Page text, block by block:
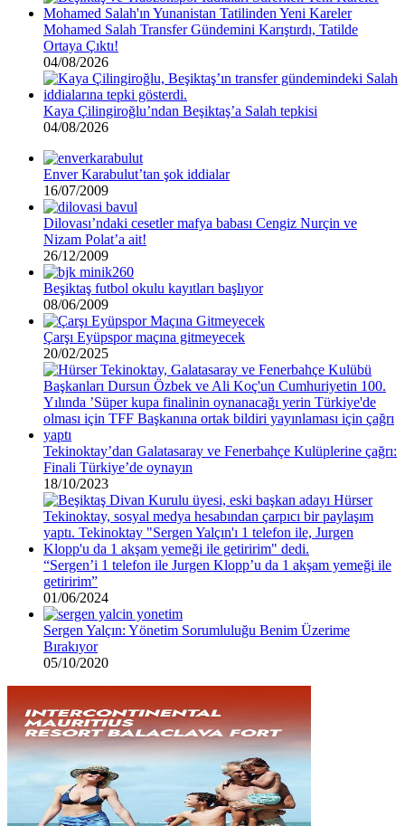
Mohamed Salah Transfer Gündemini Karıştırdı, Tatilde
Ortaya Çıktı!
04/08/2026
Kaya Çilingiroğlu’ndan Beşiktaş’a Salah tepkisi
04/08/2026
Enver Karabulut’tan şok iddialar
16/07/2009
Dilovası’ndaki cesetler mafya babası Cengiz Nurçin ve
Nizam Polat’a ait!
26/12/2009
Beşiktaş futbol okulu kayıtları başlıyor
08/06/2009
Çarşı Eyüpspor maçına gitmeyecek
20/02/2025
Tekinoktay’dan Galatasaray ve Fenerbahçe Kulüplerine çağrı:
Finali Türkiye’de oynayın
18/10/2023
“Sergen’i 1 telefon ile Jurgen Klopp’u da 1 akşam yemeği ile
getiririm”
01/06/2024
Sergen Yalçın: Yönetim Sorumluluğu Benim Üzerime
Bırakıyor
05/10/2020